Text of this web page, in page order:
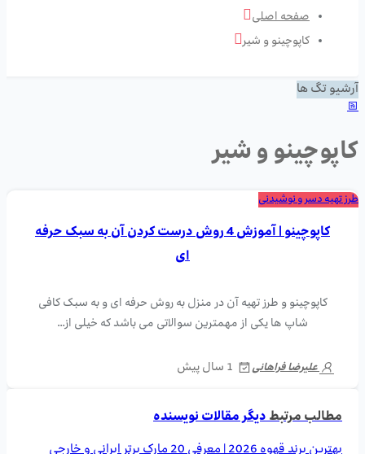
صفحه اصلی
کاپوچینو و شیر
آرشیو تگ ها
کاپوچینو و شیر
طرز تهیه دسر و نوشیدنی
کاپوچینو | آموزش 4 روش درست کردن آن به سبک حرفه
ای
کاپوچینو و طرز تهیه آن در منزل به روش حرفه ای و به سبک کافی
شاپ ها یکی از مهمترین سوالاتی می باشد که خیلی از…
علیرضا فراهانی 1 سال پیش
مطالب مرتبطدیگر مقالات نویسنده
بهترین برند قهوه 2026 | معرفی 20 مارک برتر ایرانی و خارجی